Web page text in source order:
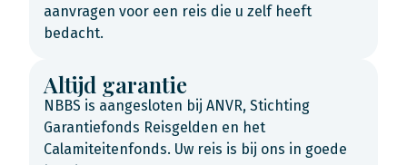
aanvragen voor een reis die u zelf heeft
bedacht.
Altijd garantie
NBBS is aangesloten bij ANVR, Stichting
Garantiefonds Reisgelden en het
Calamiteitenfonds. Uw reis is bij ons in goede